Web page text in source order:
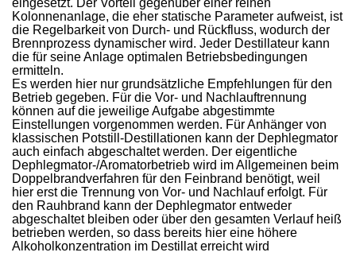
Kolonnenanlage, die eher statische Parameter aufweist, ist
die Regelbarkeit von Durch- und Rückfluss, wodurch der
Brennprozess dynamischer wird. Jeder Destillateur kann
die für seine Anlage optimalen Betriebsbedingungen
ermitteln.
Es werden hier nur grundsätzliche Empfehlungen für den
Betrieb gegeben. Für die Vor- und Nachlauftrennung
können auf die jeweilige Aufgabe abgestimmte
Einstellungen vorgenommen werden. Für Anhänger von
klassischen Potstill-Destillationen kann der Dephlegmator
auch einfach abgeschaltet werden. Der eigentliche
Dephlegmator-/Aromatorbetrieb wird im Allgemeinen beim
Doppelbrandverfahren für den Feinbrand benötigt, weil
hier erst die Trennung von Vor- und Nachlauf erfolgt. Für
den Rauhbrand kann der Dephlegmator entweder
abgeschaltet bleiben oder über den gesamten Verlauf heiß
betrieben werden, so dass bereits hier eine höhere
Alkoholkonzentration im Destillat erreicht wird